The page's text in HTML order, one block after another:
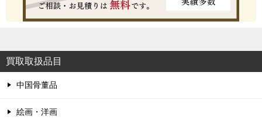
買取取扱品目
中国骨董品
絵画・洋画